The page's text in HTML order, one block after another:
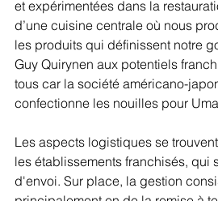
et expérimentées dans la
d’une cuisine centrale où nous
les produits qui définissent notre
Guy Quirynen aux potentiels
tous car la société américano-
confectionne les nouilles pour
Les aspects logistiques se
les établissements franchisés, qui
d'envoi. Sur place, la gestion